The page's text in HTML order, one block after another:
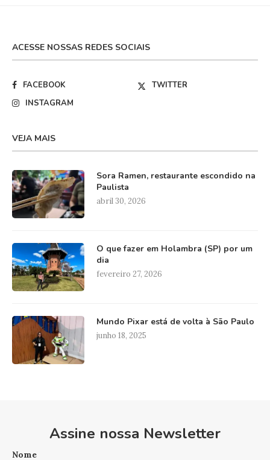
ACESSE NOSSAS REDES SOCIAIS
FACEBOOK
TWITTER
INSTAGRAM
VEJA MAIS
Sora Ramen, restaurante escondido na
Paulista
abril 30, 2026
O que fazer em Holambra (SP) por um
dia
fevereiro 27, 2026
Mundo Pixar está de volta à São Paulo
junho 18, 2025
Assine nossa Newsletter
Nome